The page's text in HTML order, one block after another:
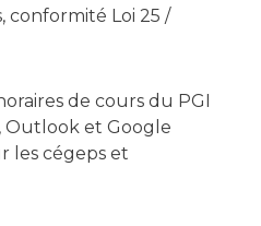
conformité Loi 25 /
de cours du PGI
Outlook et Google
les cégeps et